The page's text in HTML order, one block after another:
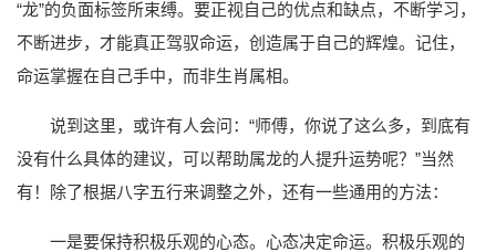
“龙”的负面标签所束缚。要正视自己的优点和缺点，不断学习，
不断进步，才能真正驾驭命运，创造属于自己的辉煌。记住，
命运掌握在自己手中，而非生肖属相。
说到这里，或许有人会问：“师傅，你说了这么多，到底有
没有什么具体的建议，可以帮助属龙的人提升运势呢？”当然
有！除了根据八字五行来调整之外，还有一些通用的方法：
一是要保持积极乐观的心态。心态决定命运。积极乐观的